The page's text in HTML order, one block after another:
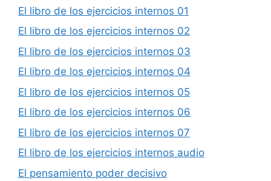
El libro de los ejercicios internos 01
El libro de los ejercicios internos 02
El libro de los ejercicios internos 03
El libro de los ejercicios internos 04
El libro de los ejercicios internos 05
El libro de los ejercicios internos 06
El libro de los ejercicios internos 07
El libro de los ejercicios internos audio
El pensamiento poder decisivo